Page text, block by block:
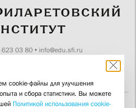
03 80• info@edu.sfi.ru
cookie-файлы для улучшения
опыта и сбора статистики. Вы можете
Политикой использования cookie-